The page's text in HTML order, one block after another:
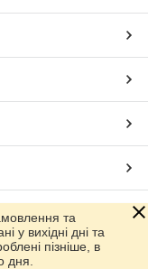
та
у вихідні дні та
пізніше, в
дня.